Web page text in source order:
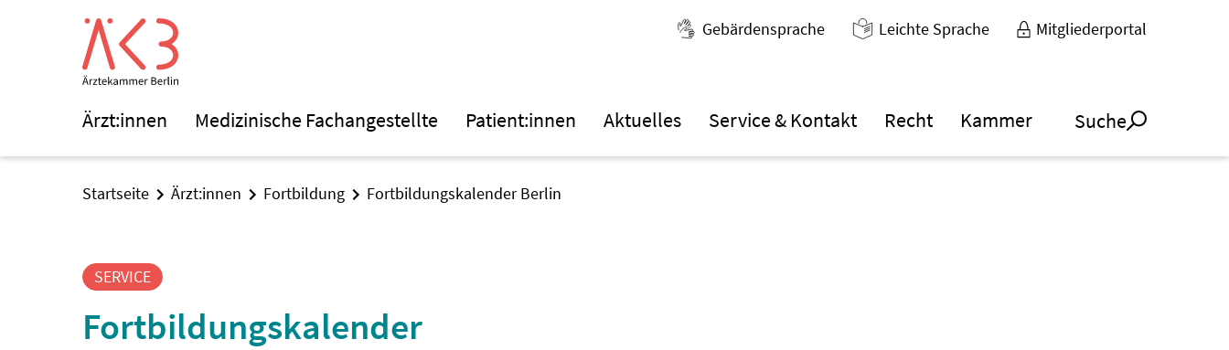
Gebärdensprache Leichte Sprache Mitgliederportal
Ärzt:innen Medizinische Fachangestellte Patient:innen Aktuelles Service & Kontakt Recht Kammer Suche
Startseite Ärzt:innen Fortbildung Fortbildungskalender Berlin
SERVICE
Fortbildungskalender